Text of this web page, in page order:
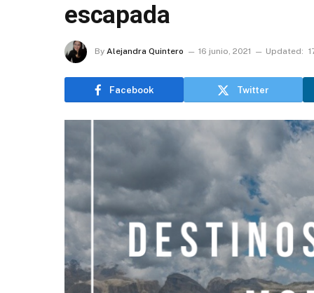
escapada
By Alejandra Quintero 16 junio, 2021 Updated:
Facebook Twitter